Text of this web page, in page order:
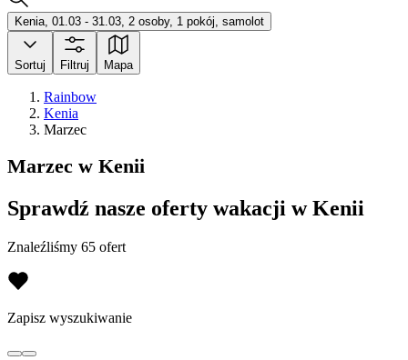
Kenia, 01.03 - 31.03, 2 osoby, 1 pokój, samolot
Sortuj Filtruj Mapa
Rainbow
Kenia
Marzec
Marzec w Kenii
Sprawdź nasze oferty wakacji w Kenii
Znaleźliśmy 65 ofert
Zapisz wyszukiwanie